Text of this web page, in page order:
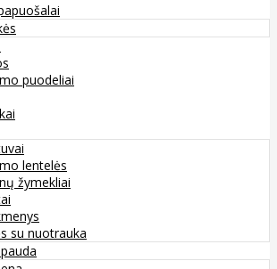
puodeliai
lentelės
žymekliai
su nuotrauka